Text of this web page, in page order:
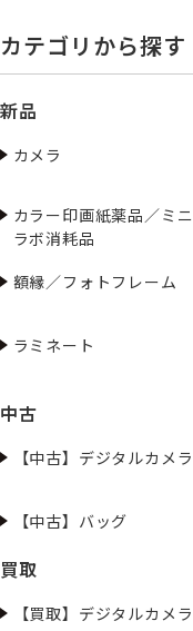
カテゴリから探す
新品
カメラ
カラー印画紙薬品／ミニ
ラボ消耗品
額縁／フォトフレーム
ラミネート
中古
【中古】デジタルカメラ
【中古】バッグ
買取
【買取】デジタルカメラ